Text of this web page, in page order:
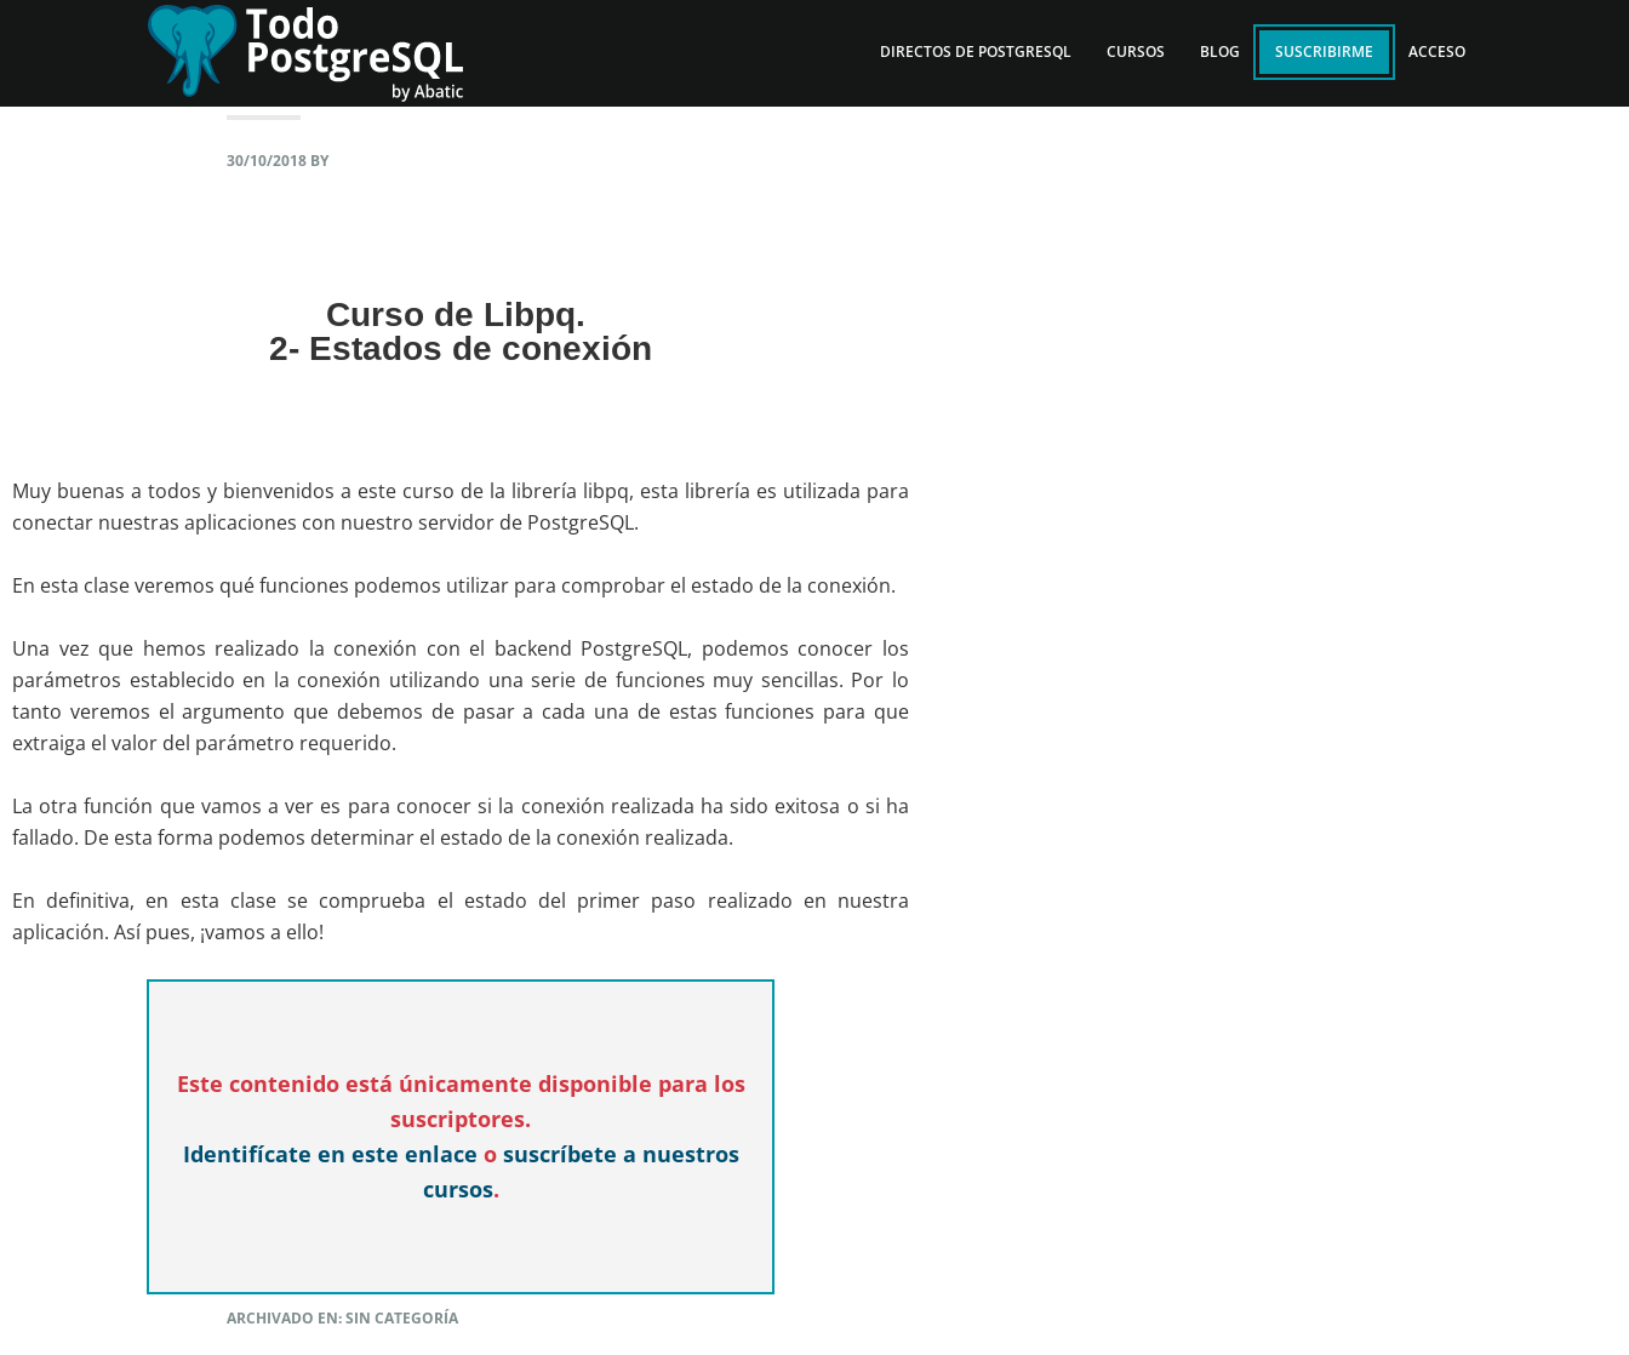
DIRECTOS DE POSTGRESQL CURSOS BLOG SUSCRIBIRME ACCESO
30/10/2018 BY
Curso de Libpq.
2- Estados de conexión
Muy buenas a todos y bienvenidos a este curso de la librería libpq, esta librería es utilizada para
conectar nuestras aplicaciones con nuestro servidor de PostgreSQL.
En esta clase veremos qué funciones podemos utilizar para comprobar el estado de la conexión.
Una vez que hemos realizado la conexión con el backend PostgreSQL, podemos conocer los
parámetros establecido en la conexión utilizando una serie de funciones muy sencillas. Por lo
tanto veremos el argumento que debemos de pasar a cada una de estas funciones para que
extraiga el valor del parámetro requerido.
La otra función que vamos a ver es para conocer si la conexión realizada ha sido exitosa o si ha
fallado. De esta forma podemos determinar el estado de la conexión realizada.
En definitiva, en esta clase se comprueba el estado del primer paso realizado en nuestra
aplicación. Así pues, ¡vamos a ello!
Este contenido está únicamente disponible para los
suscriptores.
Identifícate en este enlace o suscríbete a nuestros
cursos.
ARCHIVADO EN: SIN CATEGORÍA